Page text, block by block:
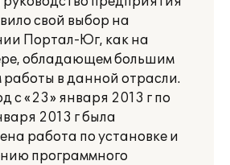
свой выбор на
Портал-Юг, как на
обладающем большим
работы в данной отрасли.
с «23» января 2013 г по
2013 г была
работа по установке и
программного